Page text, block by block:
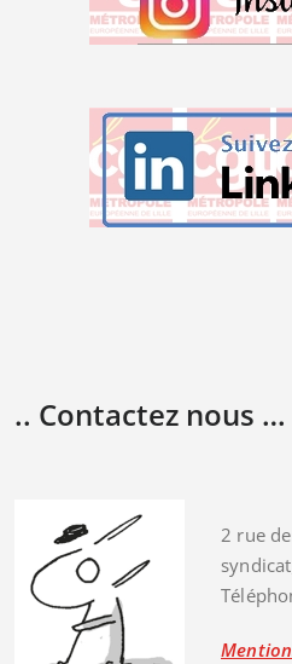
.. Contactez nous
2 rue